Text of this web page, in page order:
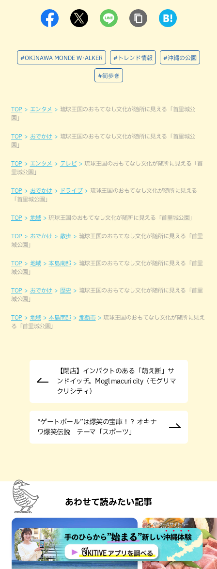
#OKINAWA MONDE W･ALKER #トレンド情報 #沖縄の公園
#街歩き
TOP エンタメ
琉球王国のおもてなし文化が随所に見える「首里城公
園」
TOP おでかけ
琉球王国のおもてなし文化が随所に見える「首里城公
園」
TOP エンタメ テレビ
琉球王国のおもてなし文化が随所に見える「首
里城公園」
TOP おでかけ ドライブ
琉球王国のおもてなし文化が随所に見える
「首里城公園」
TOP 地域 琉球王国のおもてなし文化が随所に見える「首里城公園」
TOP おでかけ 散歩
琉球王国のおもてなし文化が随所に見える「首里
城公園」
TOP 地域 本島南部
琉球王国のおもてなし文化が随所に見える「首里
城公園」
TOP おでかけ 歴史
琉球王国のおもてなし文化が随所に見える「首里
城公園」
TOP 地域 本島南部 那覇市
琉球王国のおもてなし文化が随所に見え
る「首里城公園」
【閉店】インパクトのある「萌え断」サ
ンドイッチ。Mogl macuri city（モグリマ
クリシティ）
“ゲートボール”は爆笑の宝庫！？ オキナ
ワ爆笑伝説 テーマ「スポーツ」
あわせて読みたい記事